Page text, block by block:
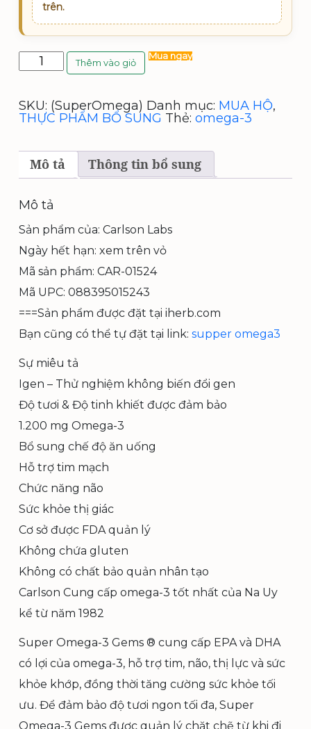
trên.
Super
Omega-
mg,
Cá
100
viên
tặng
hộp
số
lượng
Thêm vào giỏ
Mua ngay
SKU: (SuperOmega) Danh mục: MUA HỘ,
THỰC PHẨM BỔ SUNG Thẻ: omega-3
Mô tả Thông tin bổ sung
Mô tả
Sản phẩm của: Carlson Labs
Ngày hết hạn: xem trên vỏ
Mã sản phẩm: CAR-01524
Mã UPC: 088395015243
===Sản phẩm được đặt tại iherb.com
Bạn cũng có thể tự đặt tại link: supper omega3
Sự miêu tả
Igen – Thử nghiệm không biến đổi gen
Độ tươi & Độ tinh khiết được đảm bảo
1.200 mg Omega-3
Bổ sung chế độ ăn uống
Hỗ trợ tim mạch
Chức năng não
Sức khỏe thị giác
Cơ sở được FDA quản lý
Không chứa gluten
Không có chất bảo quản nhân tạo
Carlson Cung cấp omega-3 tốt nhất của Na Uy
kể từ năm 1982
Super Omega-3 Gems ® cung cấp EPA và DHA
có lợi của omega-3, hỗ trợ tim, não, thị lực và sức
khỏe khớp, đồng thời tăng cường sức khỏe tối
ưu. Để đảm bảo độ tươi ngon tối đa, Super
Omega-3 Gems được quản lý chặt chẽ từ khi đi